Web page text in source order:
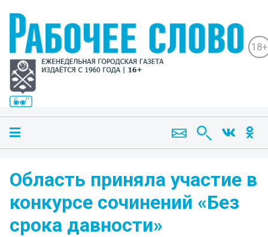
18+
Область приняла участие в
конкурсе сочинений «Без
срока давности»